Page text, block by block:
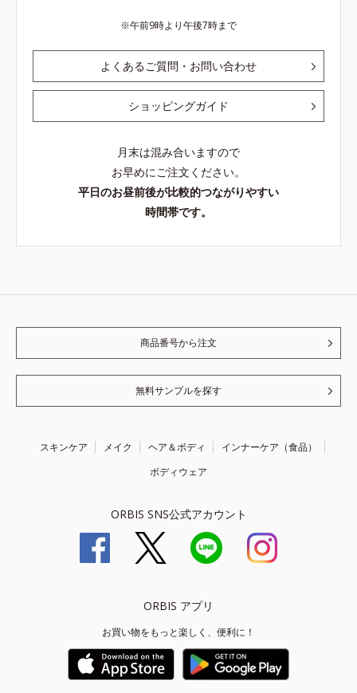
午前9時より午後7時まで
よくあるご質問・お問い合わせ
ショッピングガイド
月末は混み合いますので
お早めにご注文ください。
平日のお昼前後が比較的つながりやすい
時間帯です。
商品番号から注文
無料サンプルを探す
スキンケア メイク ヘア＆ボディ
インナーケア（食品）
ボディウェア
ORBIS SNS公式アカウント
ORBIS アプリ
お買い物をもっと楽しく、便利に！